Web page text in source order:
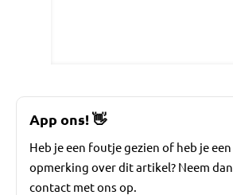
App ons!👋
Heb je een foutje gezien of heb je een
opmerking over dit artikel? Neem dan
contact met ons op.